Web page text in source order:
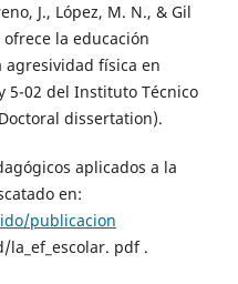
J., López, M. N., & Gil
la educación
física en
5-02 del Instituto Técnico
dissertation).
aplicados a la
en:
publicacion
la_ef_escolar. pdf .